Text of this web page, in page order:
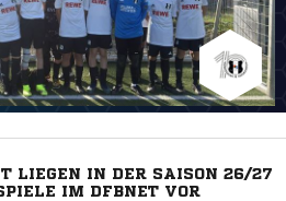
LIEGEN IN DER SAISON 26/27
IM DFBNET VOR